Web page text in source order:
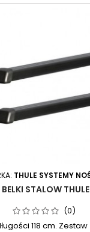
THULE SYSTEMY
STALOW
(0)
118 cm.